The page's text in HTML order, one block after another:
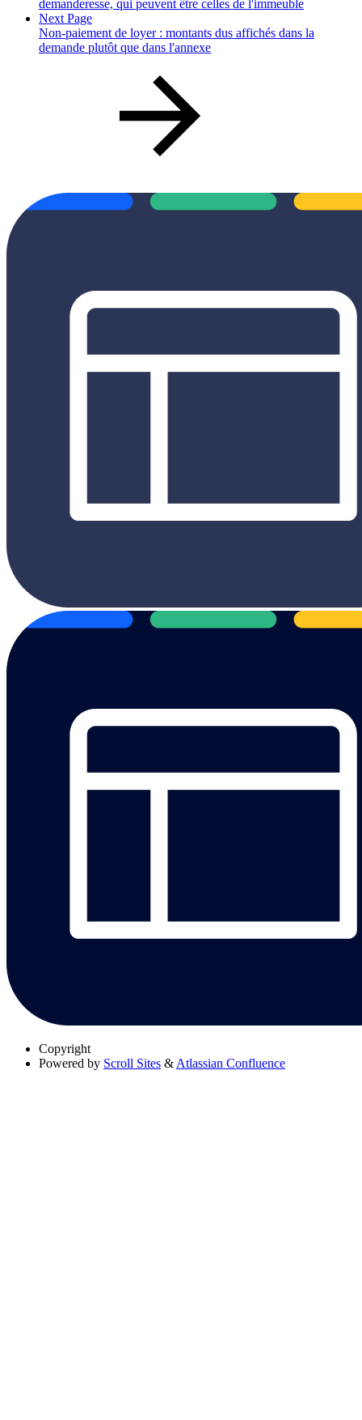
demanderesse, qui peuvent être celles de l'immeuble
Next Page
Non-paiement de loyer : montants dus affichés dans la
demande plutôt que dans l'annexe
Copyright
Powered by Scroll Sites & Atlassian Confluence